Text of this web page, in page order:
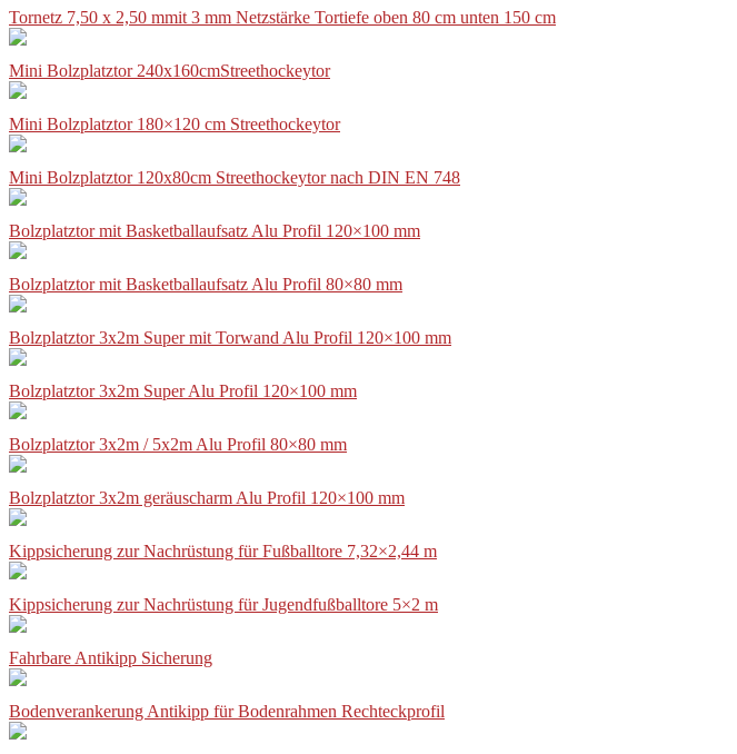
Tornetz 7,50 x 2,50 mmit 3 mm Netzstärke Tortiefe oben 80 cm unten 150 cm
Mini Bolzplatztor 240x160cmStreethockeytor
Mini Bolzplatztor 180×120 cm Streethockeytor
Mini Bolzplatztor 120x80cm Streethockeytor nach DIN EN 748
Bolzplatztor mit Basketballaufsatz Alu Profil 120×100 mm
Bolzplatztor mit Basketballaufsatz Alu Profil 80×80 mm
Bolzplatztor 3x2m Super mit Torwand Alu Profil 120×100 mm
Bolzplatztor 3x2m Super Alu Profil 120×100 mm
Bolzplatztor 3x2m / 5x2m Alu Profil 80×80 mm
Bolzplatztor 3x2m geräuscharm Alu Profil 120×100 mm
Kippsicherung zur Nachrüstung für Fußballtore 7,32×2,44 m
Kippsicherung zur Nachrüstung für Jugendfußballtore 5×2 m
Fahrbare Antikipp Sicherung
Bodenverankerung Antikipp für Bodenrahmen Rechteckprofil